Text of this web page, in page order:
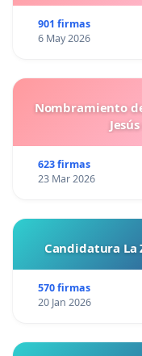
901 firmas
6 May 2026
Nombramiento
623 firmas
23 Mar 2026
Candidatura
570 firmas
20 Jan 2026